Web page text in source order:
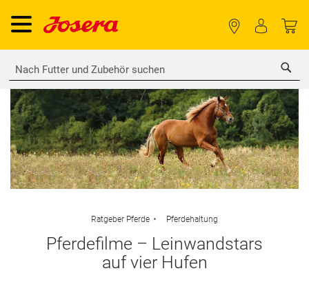
Ratgeber Pferde Pferdehaltung
Pferdefilme – Leinwandstars
auf vier Hufen